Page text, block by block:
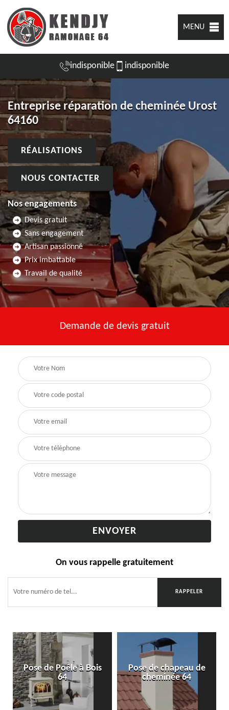
MENU
indisponible indisponible
Entreprise réparation de cheminée Urost
64160
RÉALISATIONS
NOUS CONTACTER
Nos engagements
Devis gratuit
Sans engagement
Artisan passionné
Prix imbattable
Travail de qualité
Demande de devis gratuit
On vous rappelle gratuitement
Pose de Poêle à Bois
64
Pose de chapeau de
cheminée 64